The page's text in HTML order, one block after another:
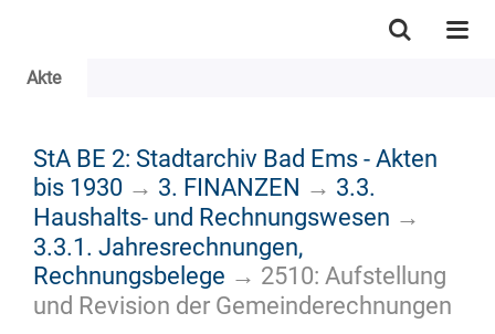
Akte
StA BE 2: Stadtarchiv Bad Ems - Akten
bis 1930 → 3. FINANZEN → 3.3.
Haushalts- und Rechnungswesen →
3.3.1. Jahresrechnungen,
Rechnungsbelege → 2510: Aufstellung
und Revision der Gemeinderechnungen